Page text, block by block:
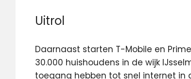
Uitrol
Daarnaast starten T-Mobile en
30.000 huishoudens in de wijk
toegang hebben tot snel internet in